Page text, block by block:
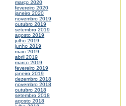
março 2020
fevereiro 2020
janeiro 2020
novembro 2019
outubro 2019
setembro 2019
agosto 2019
julho 2019
junho 2019
maio 2019
abril 2019
março 2019
fevereiro 2019
janeiro 2019
dezembro 2018
novembro 2018
outubro 2018
setembro 2018
agosto 2018